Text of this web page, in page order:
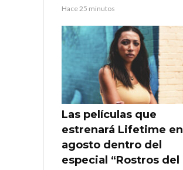
Hace 25 minutos
Las películas que
estrenará Lifetime en
agosto dentro del
especial “Rostros del